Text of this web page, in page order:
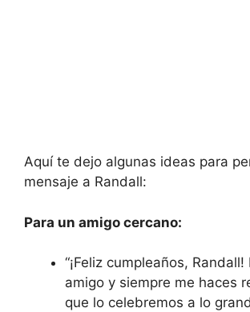
Aquí te dejo algunas ideas para
mensaje a Randall:
Para un amigo cercano:
“¡Feliz cumpleaños,
amigo y siempre me haces
que lo celebremos a lo